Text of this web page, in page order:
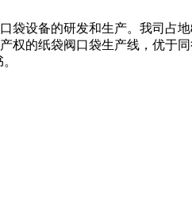
袋设备的研发和生产。我司占
权的纸袋阀口袋生产线，优